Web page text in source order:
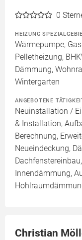
0
HEIZUNG
Wärmepumpe,
Pelletheizung,
Dämmung,
Wintergarten
ANGEBOTENE
Neuinstallation /
& Installation,
Berechnung,
Neueindeckung,
Innendämmung,
Christian